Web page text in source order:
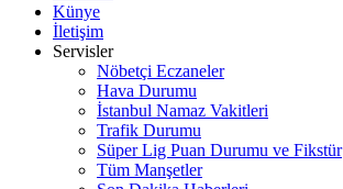
Künye
İletişim
Servisler
Nöbetçi Eczaneler
Hava Durumu
İstanbul Namaz Vakitleri
Trafik Durumu
Süper Lig Puan Durumu ve Fikstür
Tüm Manşetler